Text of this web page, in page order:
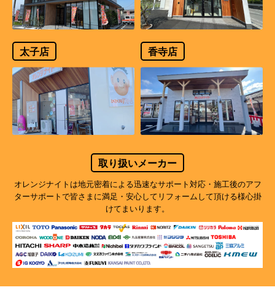
太子店 香寺店
取り扱いメーカー
オレンジナイトは地元密着による迅速なサポート対応・施工後のアフ
ターサポートで皆さまに満足・安心してリフォームして頂ける様心掛
けてまいります。